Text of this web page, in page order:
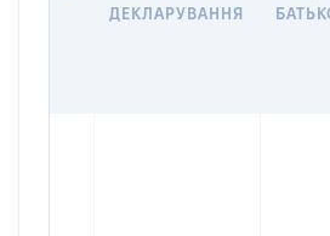
ДЕКЛАРУВАННЯ